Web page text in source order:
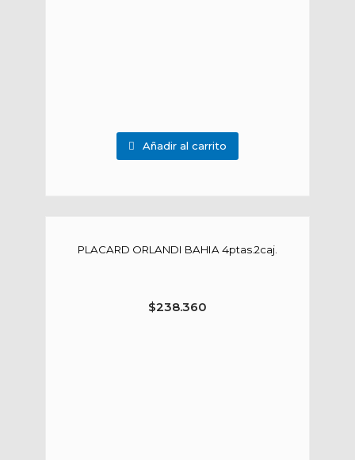
Añadir al carrito
PLACARD ORLANDI BAHIA 4ptas.2caj.
$238.360